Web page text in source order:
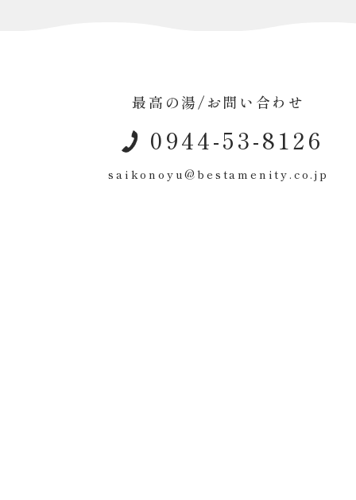
最高の湯/お問い合わせ
0944-53-8126
saikonoyu@bestamenity.co.jp